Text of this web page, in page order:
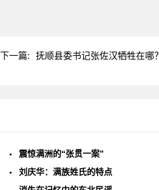
下一篇: 抚顺县委书记张佐汉牺牲在哪？
震惊满洲的“张贯一案”
刘庆华：满族姓氏的特点